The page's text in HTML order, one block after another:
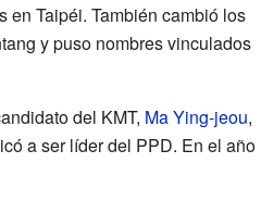
Taipéi. También cambió los
y puso nombres vinculados
del KMT, Ma Ying-jeou,
a ser líder del PPD. En el año